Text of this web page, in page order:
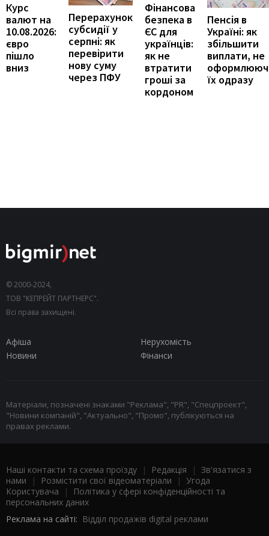
Курс
валют на
10.08.2026:
євро
пішло
вниз
Перерахунок
субсидії у
серпні: як
перевірити
нову суму
через ПФУ
Фінансова
безпека в
ЄС для
українців:
як не
втратити
гроші за
кордоном
Пенсія в
Україні: як
збільшити
виплати, не
їх одразу
© 2000-2024,
ТОВ "КЕПРЕЙТ ПАРТНЕРС".
Всі права захищені.
Афіша
Нерухомість
Новини
Фінанси
Матеріали, позначені знаками "Реклама", "PR", "Спецпроект",
"Новини компаній", "Актуально", "Промо", публікуються на
правах реклами.
Наші контакти та схема проїзду | Редакція | Зв'язатися з
нами | Розмістити свої відеоматеріали | Угода
Користувача |
Політика у сфері конфіденційності та
персональних даних
Реклама на сайті: Відділ продажів digital реклами